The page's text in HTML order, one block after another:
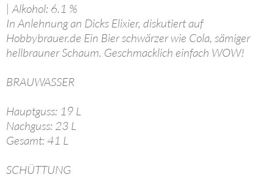
| Alkohol: 6.1 %
In Anlehnung an Dicks Elixier, diskutiert auf
Hobbybrauer.de Ein Bier schwärzer wie Cola, sämiger
hellbrauner Schaum. Geschmacklich einfach WOW!
BRAUWASSER
Hauptguss: 19 L
Nachguss: 23 L
Gesamt: 41 L
SCHÜTTUNG